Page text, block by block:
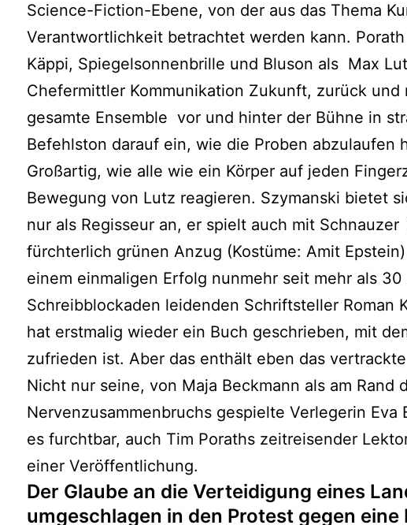
Science-Fiction-Ebene, von der aus das Thema
Verantwortlichkeit betrachtet werden kann.
Käppi, Spiegelsonnenbrille und Bluson als Max
Chefermittler Kommunikation Zukunft, zurück und
gesamte Ensemble vor und hinter der Bühne in
Befehlston darauf ein, wie die Proben abzulaufen
Großartig, wie alle wie ein Körper auf jeden
Bewegung von Lutz reagieren. Szymanski bietet
nur als Regisseur an, er spielt auch mit
fürchterlich grünen Anzug (Kostüme: Amit
einem einmaligen Erfolg nunmehr seit mehr als
Schreibblockaden leidenden Schriftsteller Roman
hat erstmalig wieder ein Buch geschrieben, mit
zufrieden ist. Aber das enthält eben das
Nicht nur seine, von Maja Beckmann als am Rand
Nervenzusammenbruchs gespielte Verlegerin Eva
es furchtbar, auch Tim Poraths zeitreisender
einer Veröffentlichung.
Der Glaube an die Verteidigung eines
umgeschlagen in den Protest gegen eine